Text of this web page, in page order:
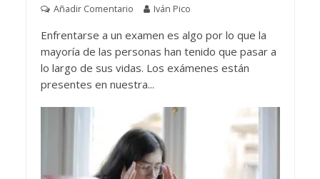
Añadir Comentario Iván Pico
Enfrentarse a un examen es algo por lo que la
mayoría de las personas han tenido que pasar a
lo largo de sus vidas. Los exámenes están
presentes en nuestra...